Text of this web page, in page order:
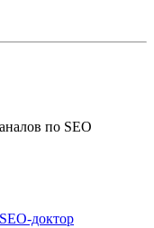
доктор